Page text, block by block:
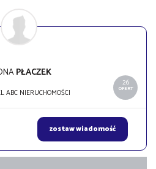
26
OFERT
PŁACZEK
ABC NIERUCHOMOŚCI
zostaw wiadomość